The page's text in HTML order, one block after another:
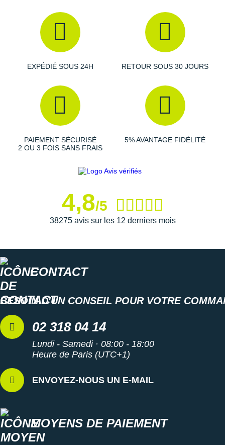
EXPÉDIÉ SOUS 24H RETOUR SOUS 30 JOURS
PAIEMENT SÉCURISÉ
2 OU 3 FOIS SANS FRAIS
5% AVANTAGE FIDÉLITÉ
4,8/5
38275 avis sur les 12 derniers mois
CONTACT
BESOIN D'UN CONSEIL POUR VOTRE
02 318 04 14
Lundi - Samedi · 08:00 - 18:00
Heure de Paris (UTC+1)
ENVOYEZ-NOUS UN E-MAIL
MOYENS DE PAIEMENT